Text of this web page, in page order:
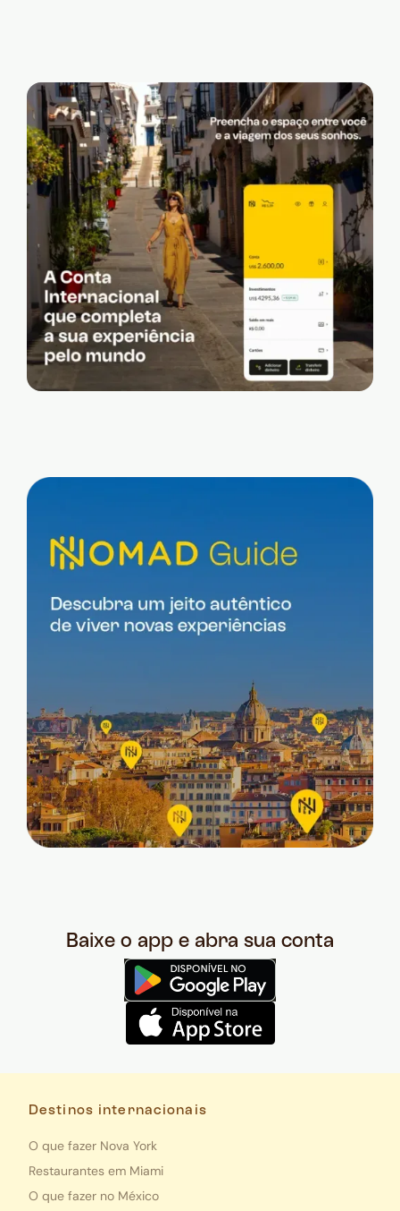
Baixe o app e abra sua conta
Destinos internacionais
O que fazer Nova York
Restaurantes em Miami
O que fazer no México